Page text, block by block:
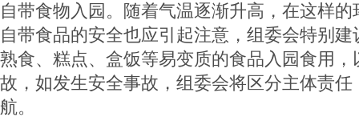
自带食物入园。随着气温逐渐升高，在这样
自带食品的安全也应引起注意，组委会特别
熟食、糕点、盒饭等易变质的食品入园食用
故，如发生安全事故，组委会将区分主体责
航。